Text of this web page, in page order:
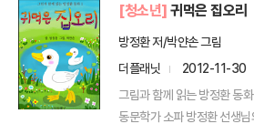
[청소년] 귀먹은 집오리
방정환 저/박얀손 그림
더플래닛
2012-11-30
그림과 함께 읽는 방정환 동
동문학가 소파 방정환 선생